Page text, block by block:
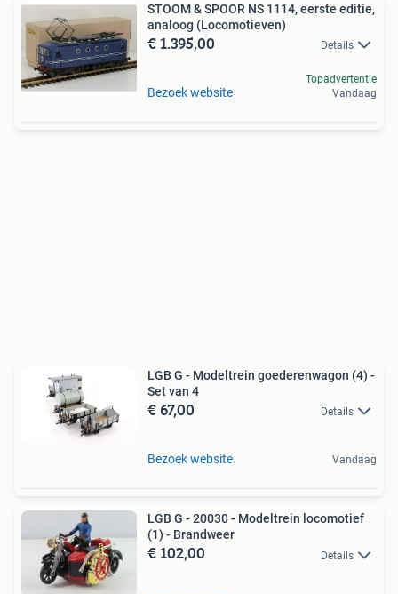
STOOM & SPOOR NS 1114, eerste editie,
analoog (Locomotieven)
€ 1.395,00 Details
Bezoek website
Topadvertentie
Vandaag
LGB G - Modeltrein goederenwagon (4) -
Set van 4
€ 67,00 Details
Bezoek website Vandaag
LGB G - 20030 - Modeltrein locomotief
(1) - Brandweer
€ 102,00 Details